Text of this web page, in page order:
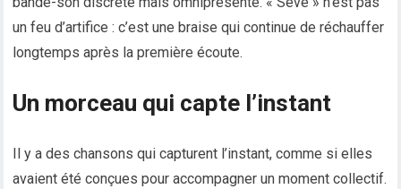
un feu d’artifice : c’est une braise qui continue de réchauffer
longtemps après la première écoute.
Un morceau qui capte l’instant
Il y a des chansons qui capturent l’instant, comme si elles
avaient été conçues pour accompagner un moment collectif.